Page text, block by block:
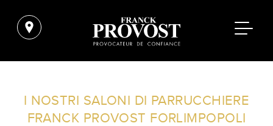
FILTRI AVANZATI
I NOSTRI SALONI DI PARRUCCHIERE
FRANCK PROVOST FORLIMPOPOLI